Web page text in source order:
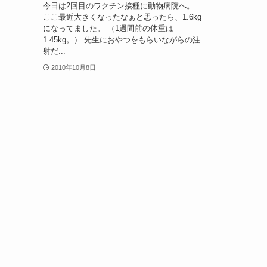
今日は2回目のワクチン接種に動物病院へ。
ここ最近大きくなったなぁと思ったら、1.6kg
になってました。 （1週間前の体重は
1.45kg。） 先生におやつをもらいながらの注
射だ...
2010年10月8日